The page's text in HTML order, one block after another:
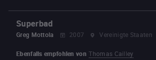
Superbad
Greg Mottola 2007 Vereinigte Staaten
Ebenfalls empfohlen von Thomas Cailley